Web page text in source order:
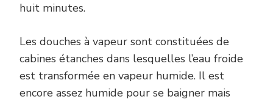
huit minutes.
Les douches à vapeur sont constituées de
cabines étanches dans lesquelles l’eau froide
est transformée en vapeur humide. Il est
encore assez humide pour se baigner mais